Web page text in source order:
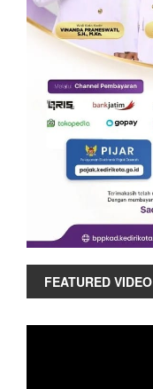
FEATURED VIDEO